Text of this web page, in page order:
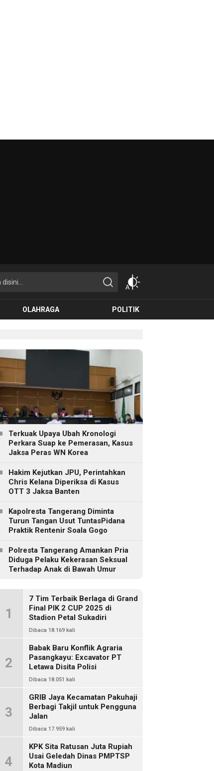
OLAHRAGA POLITIK
Terkuak Upaya Ubah Kronologi
Perkara Suap ke Pemerasan, Kasus
Jaksa Peras WN Korea
Hakim Kejutkan JPU, Perintahkan
Chris Kelana Diperiksa di Kasus
OTT 3 Jaksa Banten
Kapolresta Tangerang Diminta
Turun Tangan Usut TuntasPidana
Praktik Rentenir Soala Gogo
Polresta Tangerang Amankan Pria
Diduga Pelaku Kekerasan Seksual
Terhadap Anak di Bawah Umur
1
7 Tim Terbaik Berlaga di Grand
Final PIK 2 CUP 2025 di
Stadion Petal Sukadiri
Dibaca 18.169 kali
2
Babak Baru Konflik Agraria
Pasangkayu: Excavator PT
Letawa Disita Polisi
Dibaca 18.051 kali
3
GRIB Jaya Kecamatan Pakuhaji
Berbagi Takjil untuk Pengguna
Jalan
Dibaca 17.959 kali
4
KPK Sita Ratusan Juta Rupiah
Usai Geledah Dinas PMPTSP
Kota Madiun